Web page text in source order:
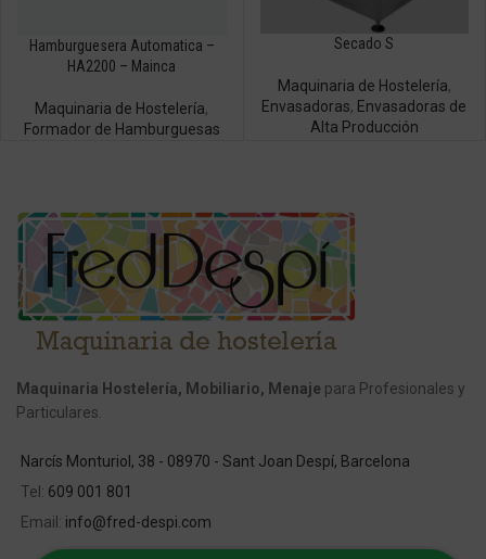
Hamburguesera Automatica –
HA2200 – Mainca
Maquinaria de Hostelería,
Formador de Hamburguesas
Secado S
Maquinaria de Hostelería,
Envasadoras, Envasadoras de
Alta Producción
Maquinaria Hostelería, Mobiliario, Menaje para Profesionales y
Particulares.
Narcís Monturiol, 38 - 08970 - Sant Joan Despí, Barcelona
Tel: 609 001 801
Email: info@fred-despi.com